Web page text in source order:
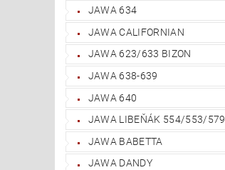
JAWA 634
JAWA CALIFORNIAN
JAWA 623/633 BIZON
JAWA 638-639
JAWA 640
JAWA LIBEŇÁK 554/553/579
JAWA BABETTA
JAWA DANDY